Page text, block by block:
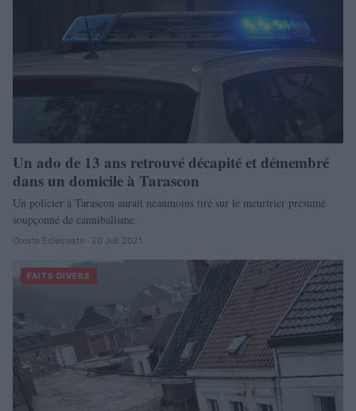
Un ado de 13 ans retrouvé décapité et démembré
dans un domicile à Tarascon
Un policier à Tarascon aurait néanmoins tiré sur le meurtrier présumé
soupçonné de cannibalisme.
Oreste Eclesiaste · 20 Juil 2021
FAITS DIVERS